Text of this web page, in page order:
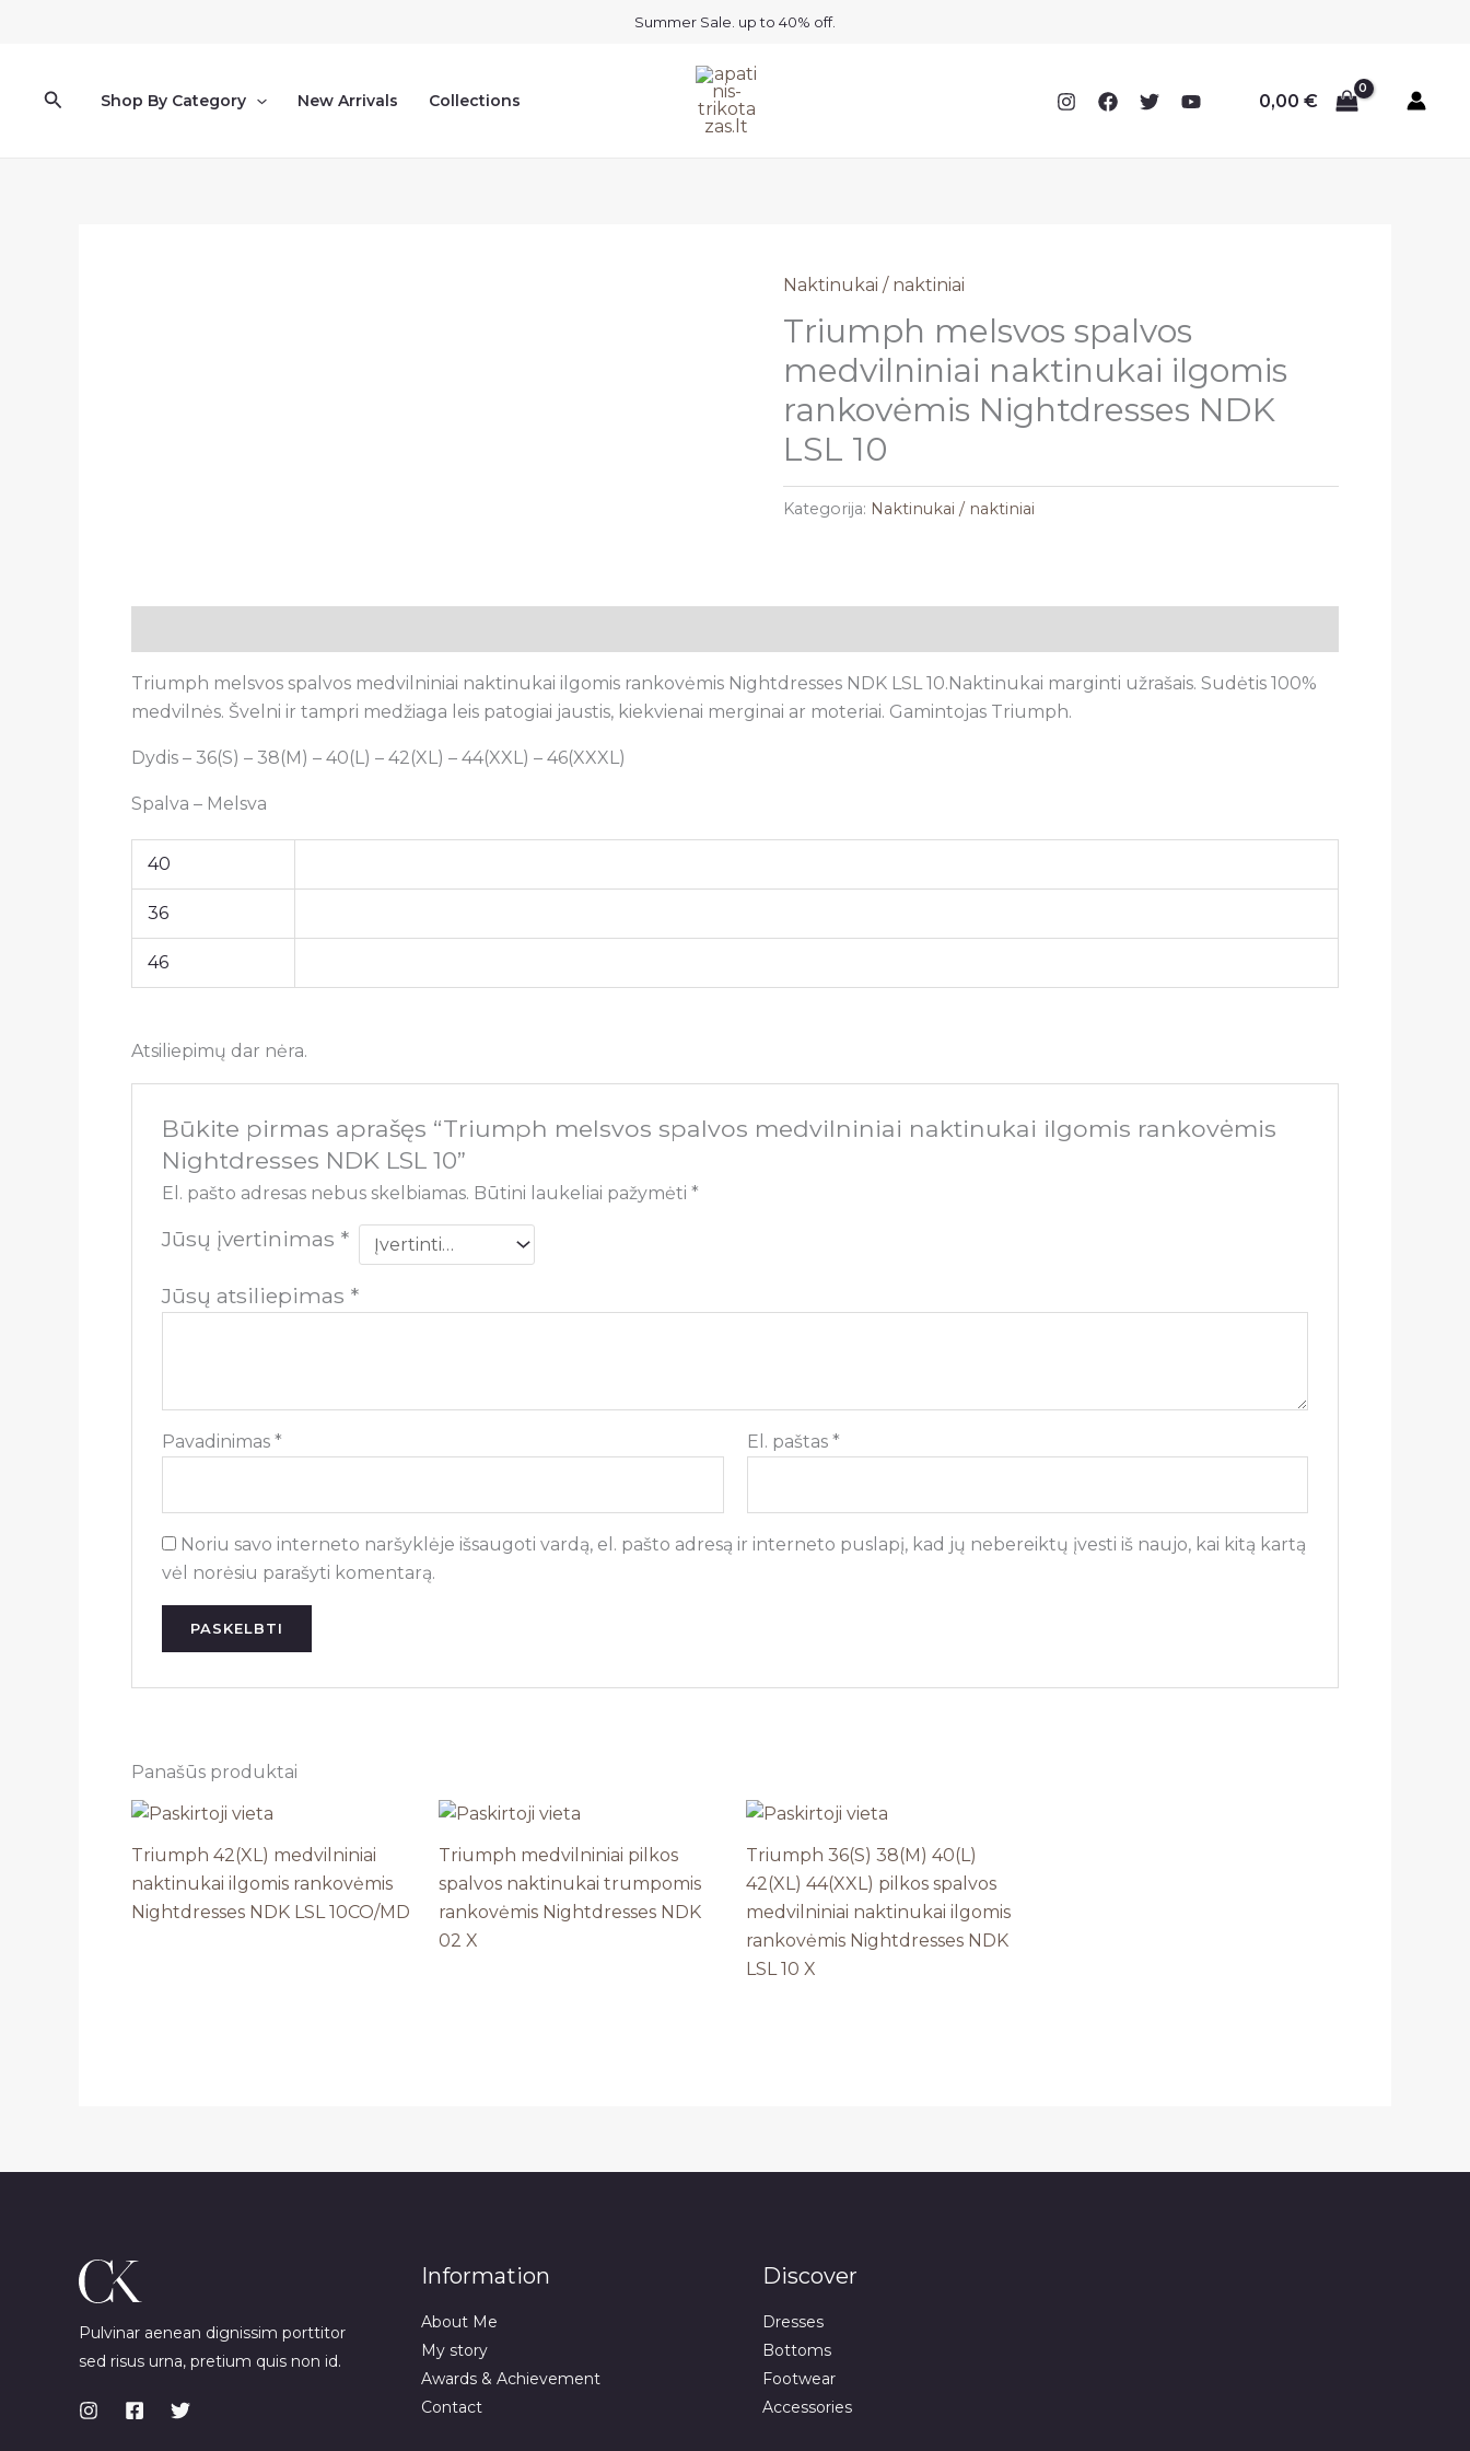
Summer Sale. up to 40% off.
PaieškaShop By Category New Arrivals Collections 0,00 €
Naktinukai / naktiniai
Triumph melsvos spalvos
medvilniniai naktinukai ilgomis
rankovėmis Nightdresses NDK
LSL 10
Kategorija: Naktinukai / naktiniai
Triumph melsvos spalvos medvilniniai naktinukai ilgomis rankovėmis Nightdresses NDK LSL 10.Naktinukai marginti užrašais. Sudėtis 100%
medvilnės. Švelni ir tampri medžiaga leis patogiai jaustis, kiekvienai merginai ar moteriai. Gamintojas Triumph.
Dydis – 36(S) – 38(M) – 40(L) – 42(XL) – 44(XXL) – 46(XXXL)
Spalva – Melsva
40
36
46
Atsiliepimų dar nėra.
Būkite pirmas aprašęs “Triumph melsvos spalvos medvilniniai naktinukai ilgomis rankovėmis
Nightdresses NDK LSL 10”
El. pašto adresas nebus skelbiamas. Būtini laukeliai pažymėti *
Jūsų įvertinimas *
Jūsų atsiliepimas *
Pavadinimas * El. paštas *
Noriu savo interneto naršyklėje išsaugoti vardą, el. pašto adresą ir interneto puslapį, kad jų nebereiktų įvesti iš naujo, kai kitą kartą
vėl norėsiu parašyti komentarą.
Panašūs produktai
Triumph 42(XL) medvilniniai
naktinukai ilgomis rankovėmis
Nightdresses NDK LSL 10CO/MD
Triumph medvilniniai pilkos
spalvos naktinukai trumpomis
rankovėmis Nightdresses NDK
02 X
Triumph 36(S) 38(M) 40(L)
42(XL) 44(XXL) pilkos spalvos
medvilniniai naktinukai ilgomis
rankovėmis Nightdresses NDK
LSL 10 X
Pulvinar aenean dignissim porttitor
sed risus urna, pretium quis non id.
Information
About Me
My story
Awards & Achievement
Contact
Discover
Dresses
Bottoms
Footwear
Accessories